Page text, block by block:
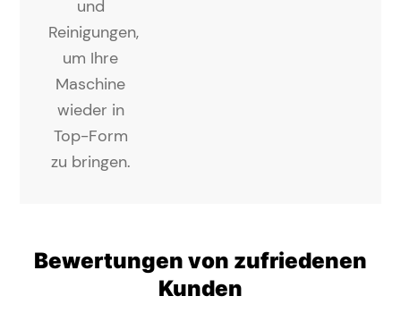
und
Reinigungen,
um Ihre
Maschine
wieder in
Top-Form
zu bringen.
Bewertungen von zufriedenen
Kunden